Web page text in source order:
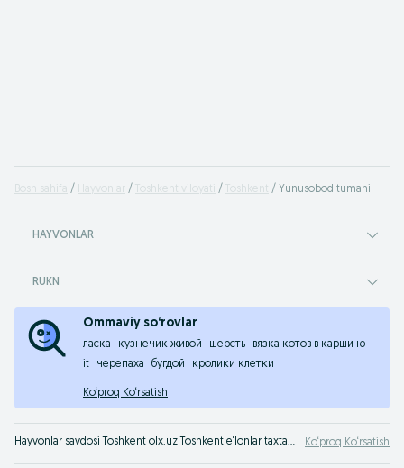
Bosh sahifa Hayvonlar Toshkent viloyati Toshkent Yunusobod tumani
HAYVONLAR
RUKN
Ommaviy so‘rovlar
ласка кузнечик живой шерсть
вязка котов в карши ю
it
черепаха бугдой кролики клетки
Ko‘proq Ko‘rsatish
Hayvonlar savdosi Toshkent olx.uz Toshkent e‘lonlar taxtasida. Yangi do‘st ortir! Uy hayvonini olx.uzda xarid qil! Ko‘proq Ko‘rsatish